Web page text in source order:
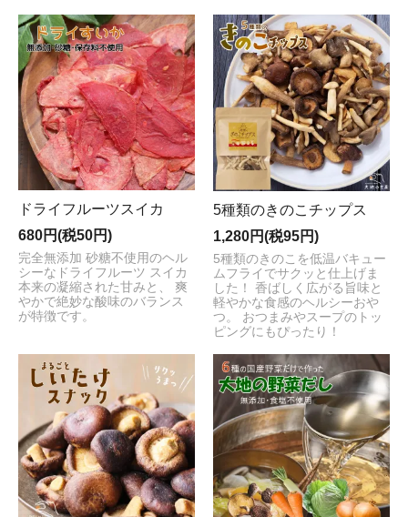
ドライフルーツスイカ
680円(税50円)
完全無添加 砂糖不使用のヘル
シーなドライフルーツ スイカ
本来の凝縮された甘みと、 爽
やかで絶妙な酸味のバランス
が特徴です。
5種類のきのこチップス
1,280円(税95円)
5種類のきのこを低温バキュー
ムフライでサクッと仕上げま
した！ 香ばしく広がる旨味と
軽やかな食感のヘルシーおや
つ。 おつまみやスープのトッ
ピングにもぴったり！